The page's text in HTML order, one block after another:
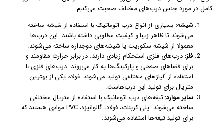
کامل در مورد جنس درب‌های مختلف صحبت می‌کنیم.
شیشه: بسیاری از انواع درب اتوماتیک با استفاده از شیشه ساخته
می‌شوند تا ظاهر زیبا و کیفیت مطلوبی داشته باشند. این درب‌ها
معمولا از شیشه سکوریت یا شیشه‌های دوجداره ساخته می‌شوند.
فلز: درب‌های فلزی استحکام زیادی دارند. در برابر حرارت مقاومند و
برای فضاهای صنعتی و پارکینگ‌ها به کار می‌روند. درب‌های فلزی با
استفاده از آلیاژهای مختلفی تولید می‌شوند. فولاد یکی از بهترین
متریال برای تولید این درب‌هاست.
سایر موارد: تیغه‌های درب اتومانیک با استفاده از متریال مختلفی
ساخته می‌شوند. پلی کربنات، فولاد، گالوانیزه، PVC موادی هستند که
برای تولید تیغه‌ها استفاده می‌شوند.